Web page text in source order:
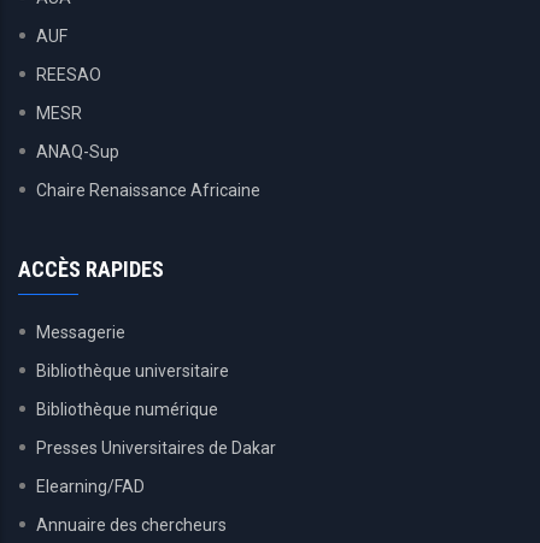
AUF
REESAO
MESR
ANAQ-Sup
Chaire Renaissance Africaine
ACCÈS RAPIDES
Messagerie
Bibliothèque universitaire
Bibliothèque numérique
Presses Universitaires de Dakar
Elearning/FAD
Annuaire des chercheurs